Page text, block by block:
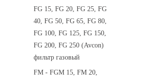
FG 15, FG 20, FG 25, FG
40, FG 50, FG 65, FG 80,
FG 100, FG 125, FG 150,
FG 200, FG 250 (Avcon)
фильтр газовый
FM - FGM 15, FM 20,